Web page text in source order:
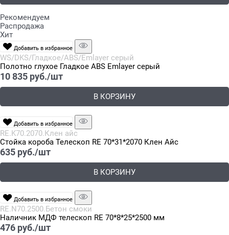
Рекомендуем
Распродажа
Хит
Добавить в избранное
WS/DKS/Гладкое/ABS/Emlayer серый
Полотно глухое Гладкое ABS Emlayer серый
10 835 руб./шт
В КОРЗИНУ
Добавить в избранное
RE.K70.2070.Клен айс
Стойка короба Телескоп RE 70*31*2070 Клен Айс
635 руб./шт
В КОРЗИНУ
Добавить в избранное
RE.N70.2500.Бетон смоки
Наличник МДФ телескоп RE 70*8*25*2500 мм
476 руб./шт